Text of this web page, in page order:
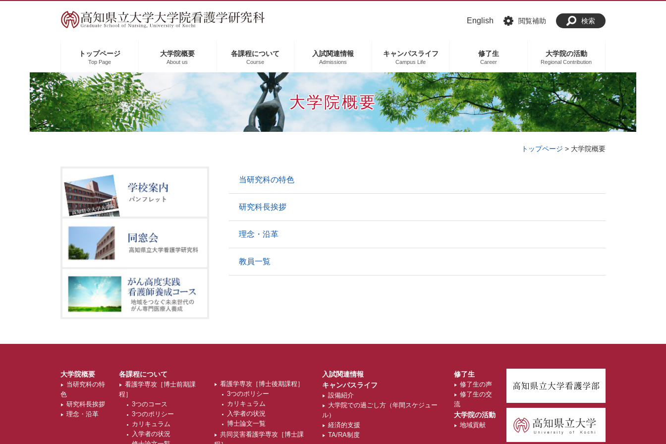
English 閲覧補助 検索
トップページ
Top Page
大学院概要
About us
各課程について
Course
入試関連情報
Admissions
キャンパスライフ
Campus Life
修了生
Career
大学院の活動
Regional Contribution
大学院概要
トップページ > 大学院概要
当研究科の特色
研究科長挨拶
理念・沿革
教員一覧
大学院概要
当研究科の特
色
研究科長挨拶
理念・沿革
各課程について
看護学専攻［博士前期課
程］
3つのコース
3つのポリシー
カリキュラム
入学者の状況
看護学専攻［博士後期課程］
3つのポリシー
カリキュラム
入学者の状況
博士論文一覧
共同災害看護学専攻［博士課
入試関連情報
キャンパスライフ
設備紹介
大学院での過ごし方（年間スケジュー
ル）
経済的支援
TA/RA制度
修了生
修了生の声
修了生の交
流
大学院の活動
地域貢献